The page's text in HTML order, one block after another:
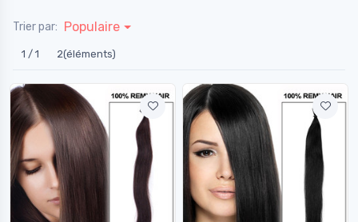
Trier par: Populaire
1 / 1 2(éléments)